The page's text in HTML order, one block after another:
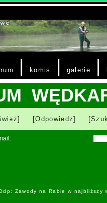
| komis | galerie |
[Odpowiedz]
Zawody na Rabie w